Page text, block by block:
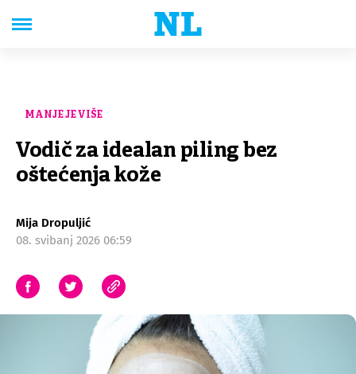
MANJE JE VIŠE
Vodič za idealan piling bez
oštećenja kože
Mija Dropuljić
08. svibanj 2026 06:59